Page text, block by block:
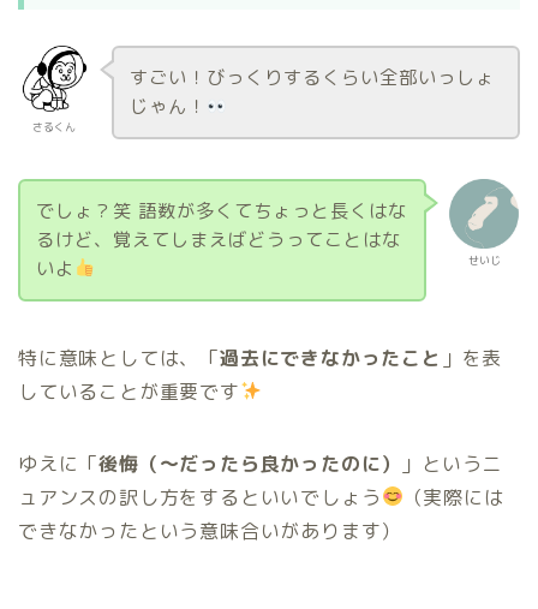
さるくん
すごい！びっくりするくらい全部いっしょ
じゃん！
せいじ
でしょ？笑 語数が多くてちょっと長くはな
るけど、覚えてしまえばどうってことはな
いよ
特に意味としては、「過去にできなかったこと 」を表
していることが重要です
ゆえに「後悔（〜だったら良かったのに）
」というニ
ュアンスの訳し方をするといいでしょう
（実際には
できなかったという意味合いがあります）